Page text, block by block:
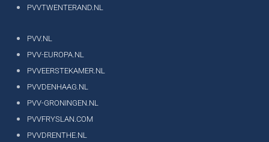
PVVTWENTERAND.NL
PVV.NL
PVV-EUROPA.NL
PVVEERSTEKAMER.NL
PVVDENHAAG.NL
PVV-GRONINGEN.NL
PVVFRYSLAN.COM
PVVDRENTHE.NL